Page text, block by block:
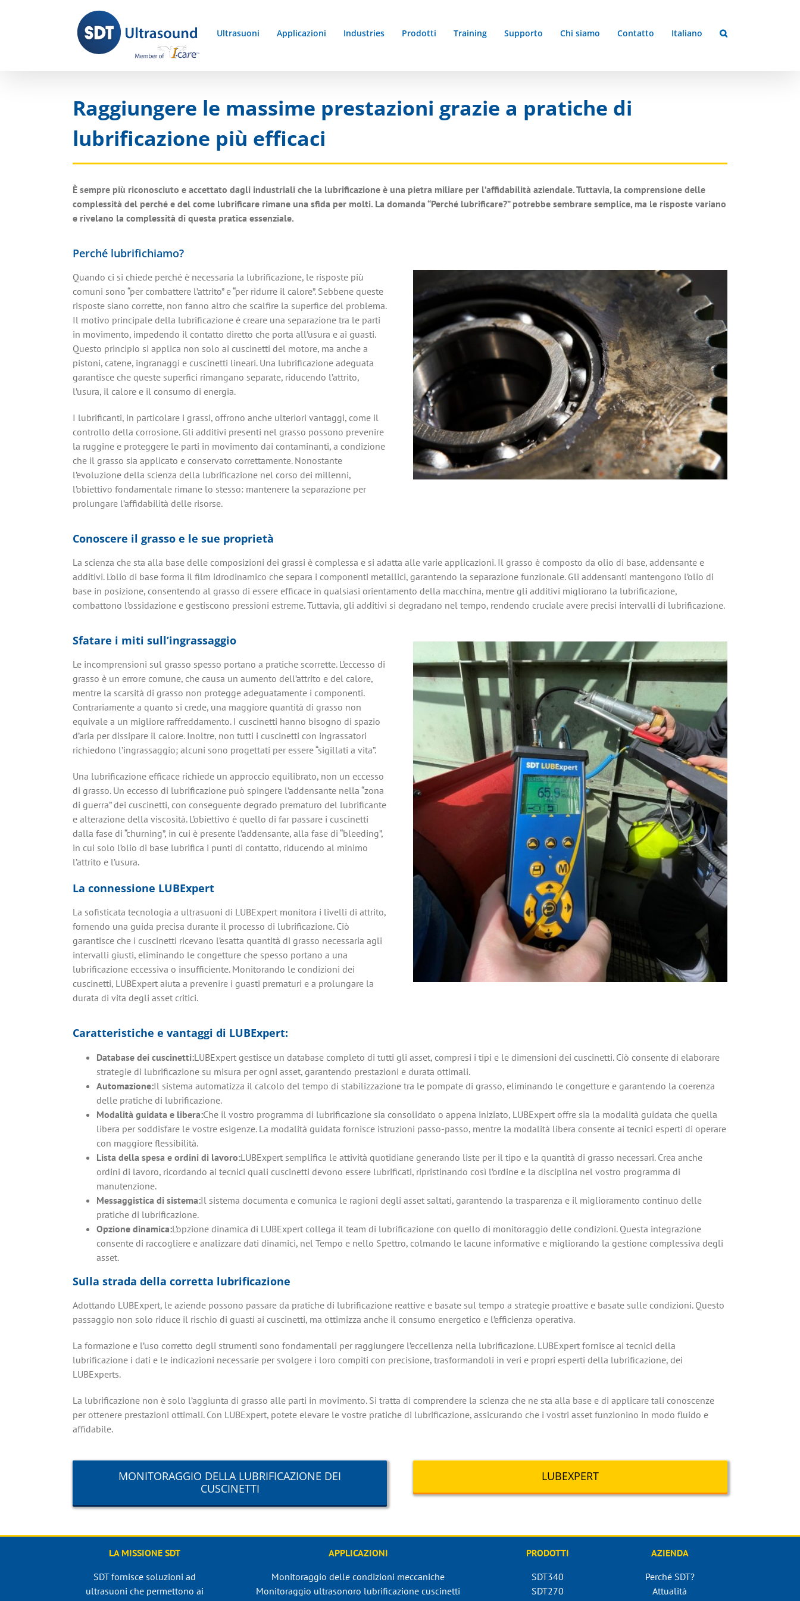
Ultrasuoni Applicazioni Industries Prodotti Training Supporto Chi siamo Contatto Italiano
Raggiungere le massime prestazioni grazie a pratiche di
lubrificazione più efficaci
È sempre più riconosciuto e accettato dagli industriali che la lubrificazione è una pietra miliare per l’affidabilità aziendale. Tuttavia, la comprensione delle
complessità del perché e del come lubrificare rimane una sfida per molti. La domanda “Perché lubrificare?” potrebbe sembrare semplice, ma le risposte variano
e rivelano la complessità di questa pratica essenziale.
Perché lubrifichiamo?
Quando ci si chiede perché è necessaria la lubrificazione, le risposte più
comuni sono “per combattere l’attrito” e “per ridurre il calore”. Sebbene queste
risposte siano corrette, non fanno altro che scalfire la superfice del problema.
Il motivo principale della lubrificazione è creare una separazione tra le parti
in movimento, impedendo il contatto diretto che porta all’usura e ai guasti.
Questo principio si applica non solo ai cuscinetti del motore, ma anche a
pistoni, catene, ingranaggi e cuscinetti lineari. Una lubrificazione adeguata
garantisce che queste superfici rimangano separate, riducendo l’attrito,
l’usura, il calore e il consumo di energia.
I lubrificanti, in particolare i grassi, offrono anche ulteriori vantaggi, come il
controllo della corrosione. Gli additivi presenti nel grasso possono prevenire
la ruggine e proteggere le parti in movimento dai contaminanti, a condizione
che il grasso sia applicato e conservato correttamente. Nonostante
l’evoluzione della scienza della lubrificazione nel corso dei millenni,
l’obiettivo fondamentale rimane lo stesso: mantenere la separazione per
prolungare l’affidabilità delle risorse.
Conoscere il grasso e le sue proprietà
La scienza che sta alla base delle composizioni dei grassi è complessa e si adatta alle varie applicazioni. Il grasso è composto da olio di base, addensante e
additivi. L’olio di base forma il film idrodinamico che separa i componenti metallici, garantendo la separazione funzionale. Gli addensanti mantengono l’olio di
base in posizione, consentendo al grasso di essere efficace in qualsiasi orientamento della macchina, mentre gli additivi migliorano la lubrificazione,
combattono l’ossidazione e gestiscono pressioni estreme. Tuttavia, gli additivi si degradano nel tempo, rendendo cruciale avere precisi intervalli di lubrificazione.
Sfatare i miti sull’ingrassaggio
Le incomprensioni sul grasso spesso portano a pratiche scorrette. L’eccesso di
grasso è un errore comune, che causa un aumento dell’attrito e del calore,
mentre la scarsità di grasso non protegge adeguatamente i componenti.
Contrariamente a quanto si crede, una maggiore quantità di grasso non
equivale a un migliore raffreddamento. I cuscinetti hanno bisogno di spazio
d’aria per dissipare il calore. Inoltre, non tutti i cuscinetti con ingrassatori
richiedono l’ingrassaggio; alcuni sono progettati per essere “sigillati a vita”.
Una lubrificazione efficace richiede un approccio equilibrato, non un eccesso
di grasso. Un eccesso di lubrificazione può spingere l’addensante nella “zona
di guerra” dei cuscinetti, con conseguente degrado prematuro del lubrificante
e alterazione della viscosità. L’obiettivo è quello di far passare i cuscinetti
dalla fase di “churning”, in cui è presente l’addensante, alla fase di “bleeding”,
in cui solo l’olio di base lubrifica i punti di contatto, riducendo al minimo
l’attrito e l’usura.
La connessione LUBExpert
La sofisticata tecnologia a ultrasuoni di LUBExpert monitora i livelli di attrito,
fornendo una guida precisa durante il processo di lubrificazione. Ciò
garantisce che i cuscinetti ricevano l’esatta quantità di grasso necessaria agli
intervalli giusti, eliminando le congetture che spesso portano a una
lubrificazione eccessiva o insufficiente. Monitorando le condizioni dei
cuscinetti, LUBExpert aiuta a prevenire i guasti prematuri e a prolungare la
durata di vita degli asset critici.
Caratteristiche e vantaggi di LUBExpert:
Database dei cuscinetti:LUBExpert gestisce un database completo di tutti gli asset, compresi i tipi e le dimensioni dei cuscinetti. Ciò consente di elaborare
strategie di lubrificazione su misura per ogni asset, garantendo prestazioni e durata ottimali.
Automazione:Il sistema automatizza il calcolo del tempo di stabilizzazione tra le pompate di grasso, eliminando le congetture e garantendo la coerenza
delle pratiche di lubrificazione.
Modalità guidata e libera:Che il vostro programma di lubrificazione sia consolidato o appena iniziato, LUBExpert offre sia la modalità guidata che quella
libera per soddisfare le vostre esigenze. La modalità guidata fornisce istruzioni passo-passo, mentre la modalità libera consente ai tecnici esperti di operare
con maggiore flessibilità.
Lista della spesa e ordini di lavoro:LUBExpert semplifica le attività quotidiane generando liste per il tipo e la quantità di grasso necessari. Crea anche
ordini di lavoro, ricordando ai tecnici quali cuscinetti devono essere lubrificati, ripristinando così l’ordine e la disciplina nel vostro programma di
manutenzione.
Messaggistica di sistema:Il sistema documenta e comunica le ragioni degli asset saltati, garantendo la trasparenza e il miglioramento continuo delle
pratiche di lubrificazione.
Opzione dinamica:L’opzione dinamica di LUBExpert collega il team di lubrificazione con quello di monitoraggio delle condizioni. Questa integrazione
consente di raccogliere e analizzare dati dinamici, nel Tempo e nello Spettro, colmando le lacune informative e migliorando la gestione complessiva degli
asset.
Sulla strada della corretta lubrificazione
Adottando LUBExpert, le aziende possono passare da pratiche di lubrificazione reattive e basate sul tempo a strategie proattive e basate sulle condizioni. Questo
passaggio non solo riduce il rischio di guasti ai cuscinetti, ma ottimizza anche il consumo energetico e l’efficienza operativa.
La formazione e l’uso corretto degli strumenti sono fondamentali per raggiungere l’eccellenza nella lubrificazione. LUBExpert fornisce ai tecnici della
lubrificazione i dati e le indicazioni necessarie per svolgere i loro compiti con precisione, trasformandoli in veri e propri esperti della lubrificazione, dei
LUBExperts.
La lubrificazione non è solo l’aggiunta di grasso alle parti in movimento. Si tratta di comprendere la scienza che ne sta alla base e di applicare tali conoscenze
per ottenere prestazioni ottimali. Con LUBExpert, potete elevare le vostre pratiche di lubrificazione, assicurando che i vostri asset funzionino in modo fluido e
affidabile.
MONITORAGGIO DELLA LUBRIFICAZIONE DEI
CUSCINETTI
LUBEXPERT
LA MISSIONE SDT
SDT fornisce soluzioni ad
ultrasuoni che permettono ai
APPLICAZIONI
Monitoraggio delle condizioni meccaniche
Monitoraggio ultrasonoro lubrificazione cuscinetti
PRODOTTI
SDT340
SDT270
AZIENDA
Perché SDT?
Attualità